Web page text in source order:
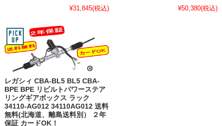
¥31,845(税込)
¥50,380(税込)
レガシィ CBA-BL5 BL5 CBA-
BPE BPE リビルトパワーステア
リングギアボックス ラック
34110-AG012 34110AG012 送料
無料(北海道、離島送料別） ２年
保証 カードOK！